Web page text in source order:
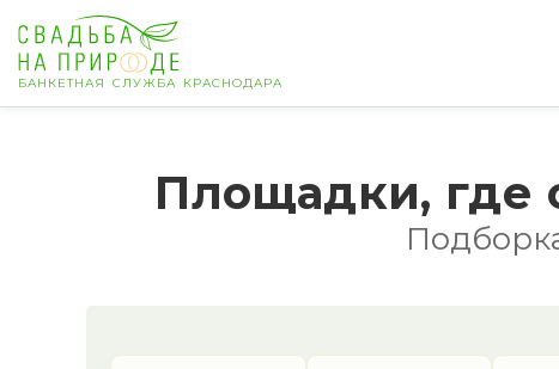
БАНКЕТНАЯ СЛУЖБА КРАСНОДАРА
Площадки, где